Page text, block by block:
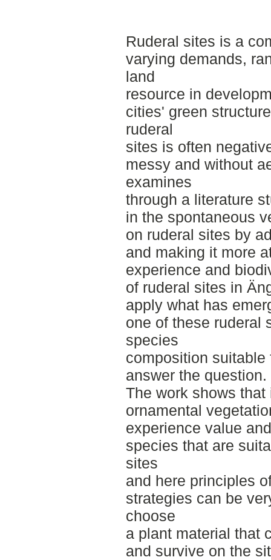
Ruderal sites is a
varying demands,
land
resource in
cities' green
ruderal
sites is often
messy and without
examines
through a literature
in the spontaneous
on ruderal sites by
and making it more
experience and
of ruderal sites in
apply what has
one of these ruderal
species
composition
answer the question.
The work shows
ornamental
experience value
species that are
sites
and here principles
strategies can be
choose
a plant material that
and survive on the